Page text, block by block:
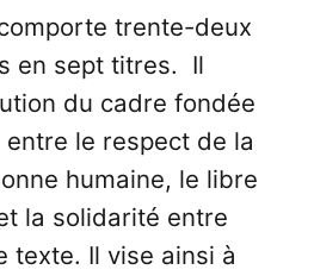
trente-deux
en sept titres. Il
du cadre fondée
le respect de la
humaine, le libre
la solidarité entre
texte. Il vise ainsi à